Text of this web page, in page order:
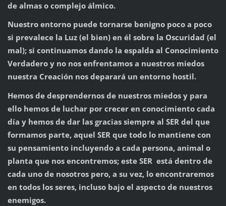
de almas o complejo álmico.
Nuestro entorno puede tornarse benigno poco a poco
si prevalece la Luz (el bien) en él sobre la Oscuridad (el
mal); si continuamos dando la espalda al Conocimiento
Verdadero y no nos enfrentamos a nuestros miedos
nuestra Creación nos deparará un entorno hostil.
Hemos de desprendernos de nuestros miedos y para
ello hemos de luchar por crecer en conocimiento cada
día y hemos de dar las gracias siempre al SER del que
formamos parte, aquel SER que todo lo mantiene con
su pensamiento incluyendo a cada persona, animal o
planta que nos encontremos; este SER está dentro de
cada uno de nosotros pero, a su vez, lo encontraremos
en todos los seres, incluso bajo el aspecto de nuestros
enemigos.